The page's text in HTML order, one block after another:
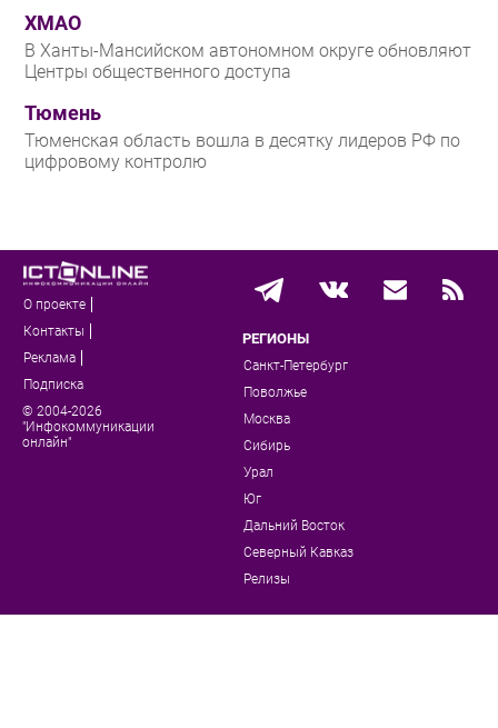
ХМАО
В Ханты-Мансийском автономном округе обновляют
Центры общественного доступа
Тюмень
Тюменская область вошла в десятку лидеров РФ по
цифровому контролю
О проекте
Контакты
Реклама
Подписка
© 2004-2026
"Инфокоммуникации
онлайн"
РЕГИОНЫ
Санкт-Петербург
Поволжье
Москва
Сибирь
Урал
Юг
Дальний Восток
Северный Кавказ
Релизы